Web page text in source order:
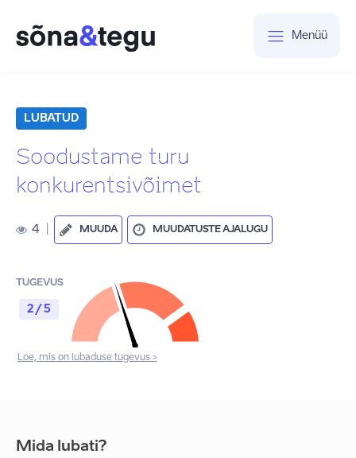
Menüü
LUBATUD
Soodustame turu
konkurentsivõimet
4 MUUDA MUUDATUSTE AJALUGU
TUGEVUS
2 / 5
Loe, mis on lubaduse tugevus >
Mida lubati?